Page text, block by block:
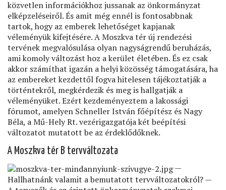
közvetlen információkhoz jussanak az önkormányzat
elképzeléseiről. És amit még ennél is fontosabbnak
tartok, hogy az emberek lehetőséget kapjanak
véleményük kifejtésére. A Moszkva tér új rendezési
tervének megvalósulása olyan nagyságrendű beruházás,
ami komoly változást hoz a kerület életében. És ez csak
akkor számíthat igazán a helyi közösség támogatására, ha
az embereket kezdettől fogva hitelesen tájékoztatják a
történtekről, megkérdezik és meg is hallgatják a
véleményüket. Ezért kezdeményeztem a lakossági
fórumot, amelyen Schneller István főépítész és Nagy
Béla, a Mű-Hely Rt. vezérigazgatója két beépítési
változatot mutatott be az érdeklődőknek.
A Moszkva tér B tervváltozata
—
Hallhatnánk valamit a bemutatott tervváltozatokról? —